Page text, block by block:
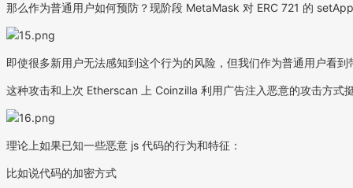
那么作为普通用户如何预防？现阶段 MetaMask 对 ERC 721 的
即使很多新用户无法感知到这个行为的风险，但我们作为普通用户看
这种攻击和上次 Etherscan 上 Coinzilla 利用广告注入恶意的攻击方式
理论上如果已知一些恶意 js 代码的行为和特征：
比如说代码的加密方式